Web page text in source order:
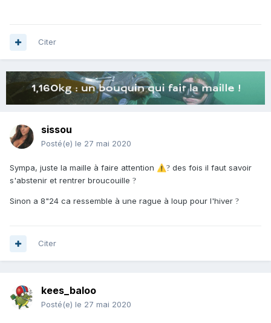
Citer
sissou
Posté(e) le 27 mai 2020
Sympa, juste la maille à faire attention ⚠️? des fois il faut savoir
s'abstenir et rentrer broucouille ?
Sinon a 8"24 ca ressemble à une rague à loup pour l'hiver ?
Citer
kees_baloo
Posté(e) le 27 mai 2020